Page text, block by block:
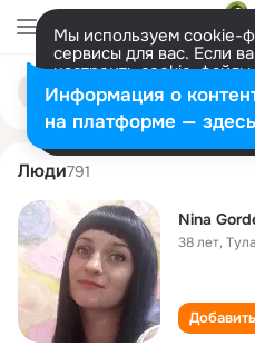
Мы используем cookie-
сервисы для вас. Если
настроить cookie-
представитель. Больше
Разрешить все
Поиск
людям
nina gordeeva
Люди791
Nina
38 лет,Тула
Информация о
на платформе — здесь